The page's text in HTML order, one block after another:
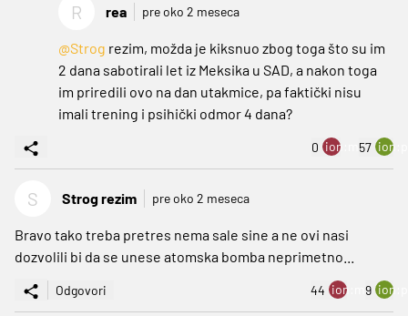
R rea pre oko 2 meseca
@Strog rezim, možda je kiksnuo zbog toga što su im
2 dana sabotirali let iz Meksika u SAD, a nakon toga
im priredili ovo na dan utakmice, pa faktički nisu
imali trening i psihički odmor 4 dana?
0 ion:minus
57
S Strog rezim pre oko 2 meseca
Bravo tako treba pretres nema sale sine a ne ovi nasi
dozvolili bi da se unese atomska bomba neprimetno...
Odgovori 44 ion:minus
9